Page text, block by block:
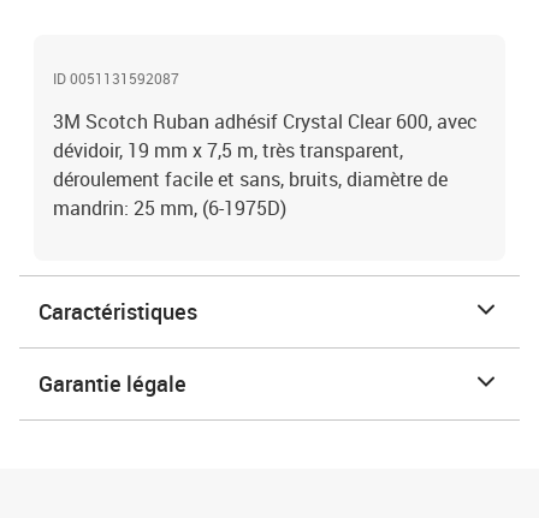
ID 0051131592087
3M Scotch Ruban adhésif Crystal Clear 600, avec
dévidoir, 19 mm x 7,5 m, très transparent,
déroulement facile et sans, bruits, diamètre de
mandrin: 25 mm, (6-1975D)
Caractéristiques
Garantie légale